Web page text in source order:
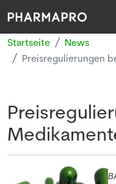
Startseite
News
Preisregulierungen